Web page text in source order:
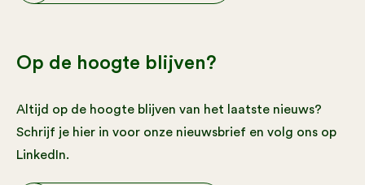
Op de hoogte blijven?
Altijd op de hoogte blijven van het laatste nieuws?
Schrijf je hier in voor onze nieuwsbrief en volg ons op
LinkedIn.